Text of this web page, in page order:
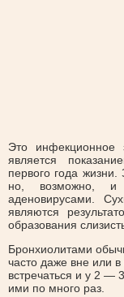
Это инфекционное
является
первого года
но, возможно, и
аденовирусами.
являются
образования
Бронхиолитами
часто даже вне или
встречаться и у 2 —
ими по много раз.